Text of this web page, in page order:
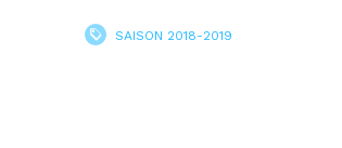
SAISON 2018-2019